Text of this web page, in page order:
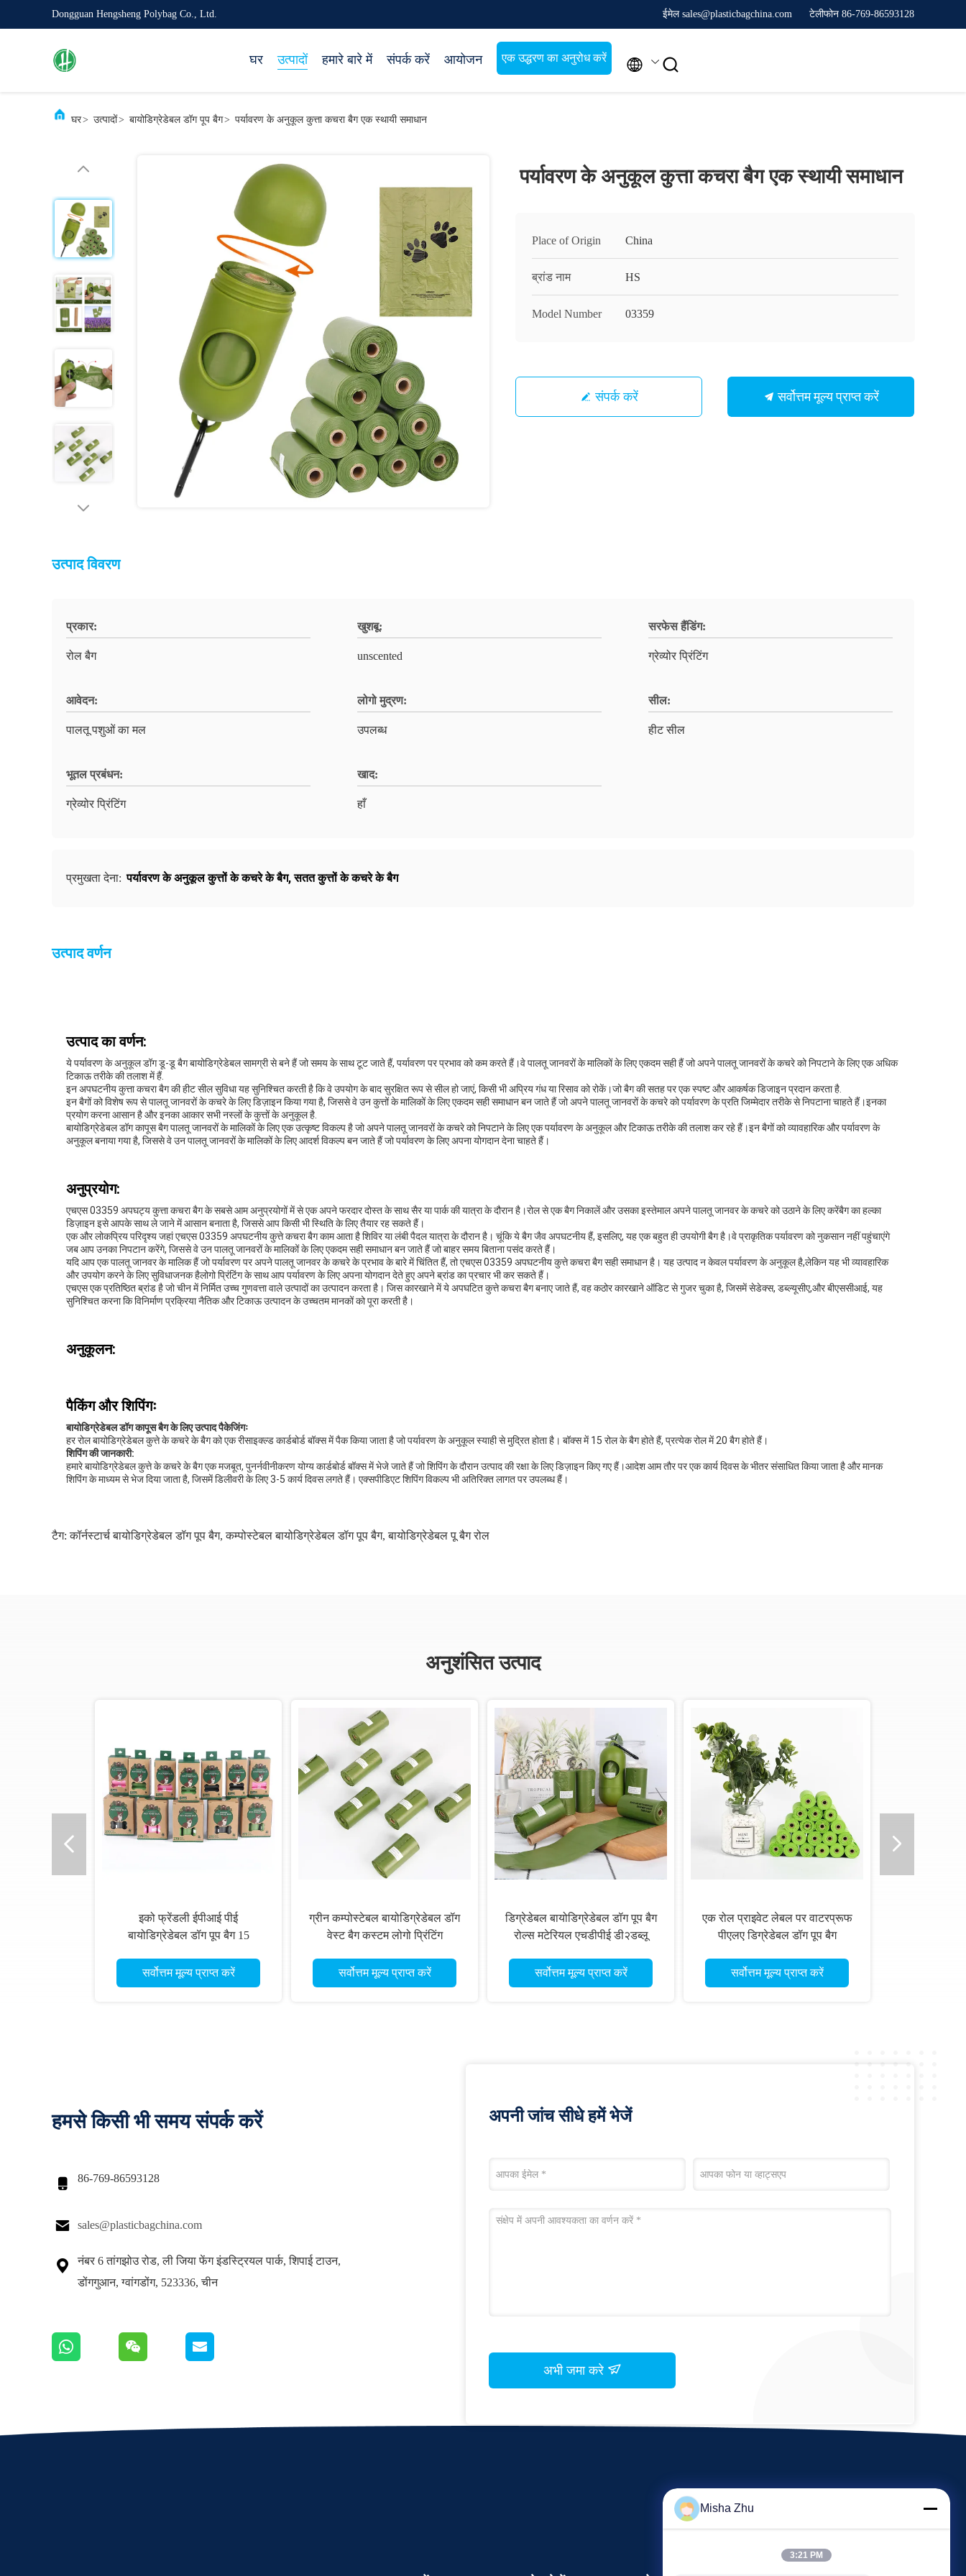
Dongguan Hengsheng Polybag Co., Ltd. ईमेल sales@plasticbagchina.com टेलीफोन 86-769-86593128
घर उत्पादों हमारे बारे में संपर्क करें आयोजन एक उद्धरण का अनुरोध करें  
घर> उत्पादों> बायोडिग्रेडेबल डॉग पूप बैग> पर्यावरण के अनुकूल कुत्ता कचरा बैग एक स्थायी समाधान
पर्यावरण के अनुकूल कुत्ता कचरा बैग एक स्थायी समाधान
Place of Origin China
ब्रांड नाम HS
Model Number 03359
संपर्क करें सर्वोत्तम मूल्य प्राप्त करें
उत्पाद विवरण
प्रकार:
रोल बैग
खुशबू:
unscented
सरफेस हैंडिंग:
ग्रेव्योर प्रिंटिंग
आवेदन:
पालतू पशुओं का मल
लोगो मुद्रण:
उपलब्ध
सील:
हीट सील
भूतल प्रबंधन:
ग्रेव्योर प्रिंटिंग
खाद:
हाँ
प्रमुखता देना: पर्यावरण के अनुकूल कुत्तों के कचरे के बैग,सतत कुत्तों के कचरे के बैग
उत्पाद वर्णन
उत्पाद का वर्णन:
ये पर्यावरण के अनुकूल डॉग डू-डू बैग बायोडिग्रेडेबल सामग्री से बने हैं जो समय के साथ टूट जाते हैं, पर्यावरण पर प्रभाव को कम करते हैं।वे पालतू जानवरों के मालिकों के लिए एकदम सही हैं जो अपने पालतू जानवरों के कचरे को निपटाने के लिए एक अधिक
टिकाऊ तरीके की तलाश में हैं.
इन अपघटनीय कुत्ता कचरा बैग की हीट सील सुविधा यह सुनिश्चित करती है कि वे उपयोग के बाद सुरक्षित रूप से सील हो जाएं, किसी भी अप्रिय गंध या रिसाव को रोकें।जो बैग की सतह पर एक स्पष्ट और आकर्षक डिजाइन प्रदान करता है.
इन बैगों को विशेष रूप से पालतू जानवरों के कचरे के लिए डिज़ाइन किया गया है, जिससे वे उन कुत्तों के मालिकों के लिए एकदम सही समाधान बन जाते हैं जो अपने पालतू जानवरों के कचरे को पर्यावरण के प्रति जिम्मेदार तरीके से निपटाना चाहते हैं।इनका
प्रयोग करना आसान है और इनका आकार सभी नस्लों के कुत्तों के अनुकूल है.
बायोडिग्रेडेबल डॉग कापूस बैग पालतू जानवरों के मालिकों के लिए एक उत्कृष्ट विकल्प है जो अपने पालतू जानवरों के कचरे को निपटाने के लिए एक पर्यावरण के अनुकूल और टिकाऊ तरीके की तलाश कर रहे हैं।इन बैगों को व्यावहारिक और पर्यावरण के
अनुकूल बनाया गया है, जिससे वे उन पालतू जानवरों के मालिकों के लिए आदर्श विकल्प बन जाते हैं जो पर्यावरण के लिए अपना योगदान देना चाहते हैं।
अनुप्रयोग:
एचएस 03359 अपघट्य कुत्ता कचरा बैग के सबसे आम अनुप्रयोगों में से एक अपने फरदार दोस्त के साथ सैर या पार्क की यात्रा के दौरान है।रोल से एक बैग निकालें और उसका इस्तेमाल अपने पालतू जानवर के कचरे को उठाने के लिए करेंबैग का हल्का
डिज़ाइन इसे आपके साथ ले जाने में आसान बनाता है, जिससे आप किसी भी स्थिति के लिए तैयार रह सकते हैं।
एक और लोकप्रिय परिदृश्य जहां एचएस 03359 अपघटनीय कुत्ते कचरा बैग काम आता है शिविर या लंबी पैदल यात्रा के दौरान है। चूंकि ये बैग जैव अपघटनीय हैं, इसलिए, यह एक बहुत ही उपयोगी बैग है।वे प्राकृतिक पर्यावरण को नुकसान नहीं पहुंचाएंगे
जब आप उनका निपटान करेंगे, जिससे वे उन पालतू जानवरों के मालिकों के लिए एकदम सही समाधान बन जाते हैं जो बाहर समय बिताना पसंद करते हैं।
यदि आप एक पालतू जानवर के मालिक हैं जो पर्यावरण पर अपने पालतू जानवर के कचरे के प्रभाव के बारे में चिंतित हैं, तो एचएस 03359 अपघटनीय कुत्ते कचरा बैग सही समाधान है। यह उत्पाद न केवल पर्यावरण के अनुकूल है,लेकिन यह भी व्यावहारिक
और उपयोग करने के लिए सुविधाजनक हैलोगो प्रिंटिंग के साथ आप पर्यावरण के लिए अपना योगदान देते हुए अपने ब्रांड का प्रचार भी कर सकते हैं।
एचएस एक प्रतिष्ठित ब्रांड है जो चीन में निर्मित उच्च गुणवत्ता वाले उत्पादों का उत्पादन करता है। जिस कारखाने में ये अपघटित कुत्ते कचरा बैग बनाए जाते हैं, वह कठोर कारखाने ऑडिट से गुजर चुका है, जिसमें सेडेक्स, डब्ल्यूसीए,और बीएससीआई, यह
सुनिश्चित करना कि विनिर्माण प्रक्रिया नैतिक और टिकाऊ उत्पादन के उच्चतम मानकों को पूरा करती है।
अनुकूलन:
पैकिंग और शिपिंगः
बायोडिग्रेडेबल डॉग कापूस बैग के लिए उत्पाद पैकेजिंगः
हर रोल बायोडिग्रेडेबल कुत्ते के कचरे के बैग को एक रीसाइक्ल्ड कार्डबोर्ड बॉक्स में पैक किया जाता है जो पर्यावरण के अनुकूल स्याही से मुद्रित होता है। बॉक्स में 15 रोल के बैग होते हैं, प्रत्येक रोल में 20 बैग होते हैं।
शिपिंग की जानकारी:
हमारे बायोडिग्रेडेबल कुत्ते के कचरे के बैग एक मजबूत, पुनर्नवीनीकरण योग्य कार्डबोर्ड बॉक्स में भेजे जाते हैं जो शिपिंग के दौरान उत्पाद की रक्षा के लिए डिज़ाइन किए गए हैं।आदेश आम तौर पर एक कार्य दिवस के भीतर संसाधित किया जाता है और मानक
शिपिंग के माध्यम से भेज दिया जाता है, जिसमें डिलीवरी के लिए 3-5 कार्य दिवस लगते हैं। एक्सपीडिएट शिपिंग विकल्प भी अतिरिक्त लागत पर उपलब्ध हैं।
टैग:कॉर्नस्टार्च बायोडिग्रेडेबल डॉग पूप बैग, कम्पोस्टेबल बायोडिग्रेडेबल डॉग पूप बैग, बायोडिग्रेडेबल पू बैग रोल
अनुशंसित उत्पाद
इको फ्रेंडली ईपीआई पीई
बायोडिग्रेडेबल डॉग पूप बैग 15
सर्वोत्तम मूल्य प्राप्त करें
ग्रीन कम्पोस्टेबल बायोडिग्रेडेबल डॉग
वेस्ट बैग कस्टम लोगो प्रिंटिंग
सर्वोत्तम मूल्य प्राप्त करें
डिग्रेडेबल बायोडिग्रेडेबल डॉग पूप बैग
रोल्स मटेरियल एचडीपीई डी२डब्लू
सर्वोत्तम मूल्य प्राप्त करें
एक रोल प्राइवेट लेबल पर वाटरप्रूफ
पीएलए डिग्रेडेबल डॉग पूप बैग
सर्वोत्तम मूल्य प्राप्त करें
हमसे किसी भी समय संपर्क करें
 86-769-86593128
 sales@plasticbagchina.com

नंबर 6 तांगझोउ रोड, ली जिया फेंग इंडस्ट्रियल पार्क, शिपाई टाउन,
डोंगगुआन, ग्वांगडोंग, 523336, चीन
अपनी जांच सीधे हमें भेजें
अभी जमा करे
Misha Zhu
3:21 PM